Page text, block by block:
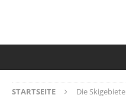
STARTSEITE Die Skigebiete